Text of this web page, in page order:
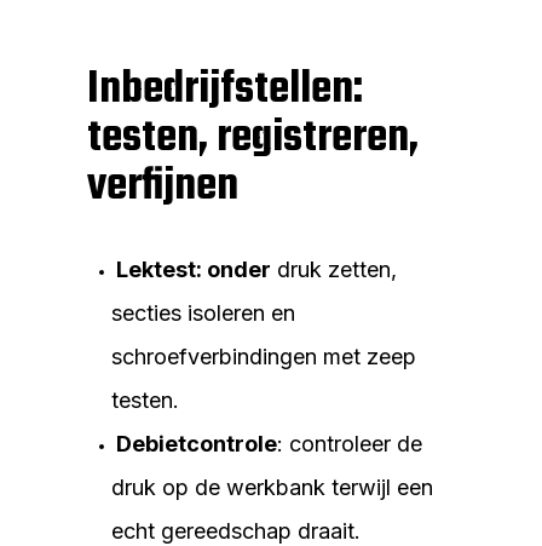
Inbedrijfstellen:
testen, registreren,
verfijnen
Lektest: onder druk zetten,
secties isoleren en
schroefverbindingen met zeep
testen.
Debietcontrole: controleer de
druk op de werkbank terwijl een
echt gereedschap draait.